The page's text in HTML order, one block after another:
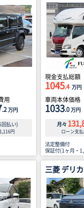
用
.2万円
回払い)
円
現金支払総額
1045.4 万円
車両本体価格
1033.0万円
月々
ローン支
法定整備付
保証付(1ヶ月・
三菱 デリ